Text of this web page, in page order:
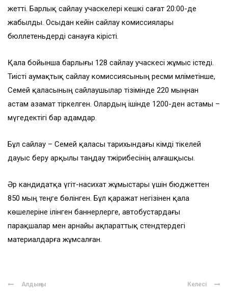
жетті. Барлық сайлау учаскелері кешкі сағат 20:00-де
жабылды. Осыдан кейін сайлау комиссиялары
бюллетеньдерді санауға кірісті.
Қала бойынша барлығы 128 сайлау учаскесі жұмыс істеді.
Тиісті аумақтық сайлау комиссиясының ресми мәліметінше,
Семей қаласының сайлаушылар тізімінде 220 мыңнан
астам азамат тіркелген. Олардың ішінде 1200-ден астамы –
мүгедектігі бар адамдар.
Бұл сайлау – Семей қаласы тарихындағы әкімді тікелей
дауыс беру арқылы таңдау тәжірибесінің алғашқысы.
Әр кандидатқа үгіт-насихат жұмыстары үшін бюджеттен
850 мың теңге бөлінген. Бұл қаражат негізінен қала
көшелеріне ілінген баннерлерге, автобустардағы
парақшалар мен арнайы ақпараттық стендтердегі
материалдарға жұмсалған.
Алдыңғы Келесі